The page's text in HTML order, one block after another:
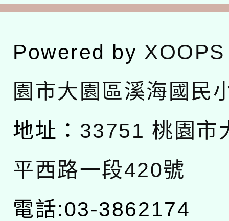
Powered by XOOPS
園市大園區溪海國民
地址： 33751 桃園市
平西路一段420號
電話:03-3862174